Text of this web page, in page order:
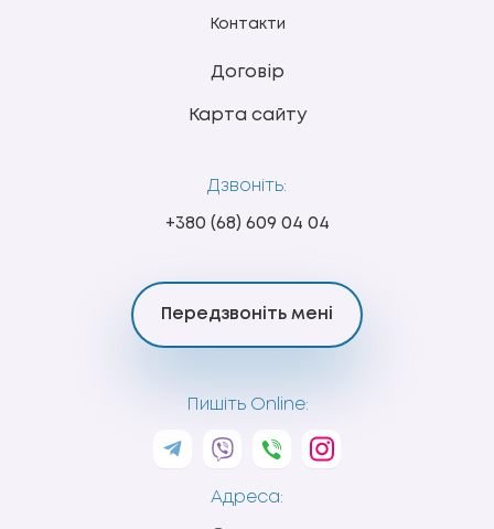
Контакти
Договір
Карта сайту
Дзвоніть:
+380 (68) 609 04 04
Передзвоніть мені
Пишіть Online:
Адреса: